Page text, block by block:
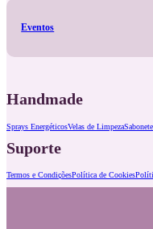
Eventos
Handmade
Sprays EnergéticosVelas de Limpeza
Suporte
Termos e CondiçõesPolítica de Cookies